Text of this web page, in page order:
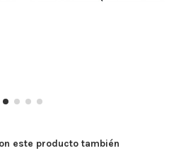
este producto también